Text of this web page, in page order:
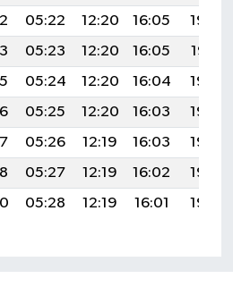
05:22 12:20 16:05
19:08
05:23 12:20 16:05
19:07
05:24 12:20 16:04
19:06
05:25 12:20 16:03
19:04
05:26 12:19 16:03
19:03
05:27 12:19 16:02
19:02
05:28 12:19 16:01 19:00